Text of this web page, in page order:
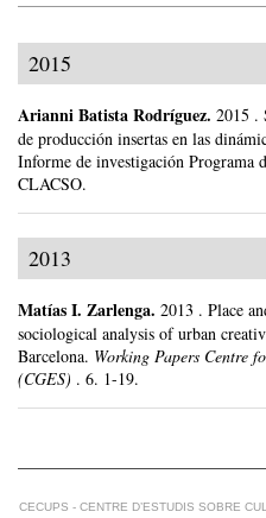
2015
Arianni Batista Rodríguez. 2015 .
de producción insertas en las
Informe de investigación Programa
CLACSO.
2013
Matías I. Zarlenga. 2013 . Place
sociological analysis of urban
Barcelona. Working Papers Centre
(CGES) . 6. 1-19.
CECUPS - CENTRE D’ESTUDIS SOBRE